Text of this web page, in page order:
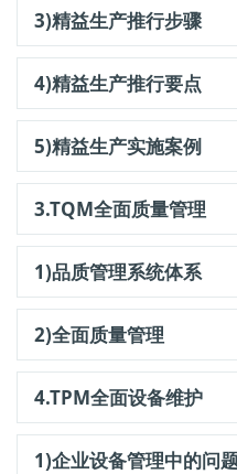
3)精益生产推行步骤
4)精益生产推行要点
5)精益生产实施案例
3.TQM全面质量管理
1)品质管理系统体系
2)全面质量管理
4.TPM全面设备维护
1)企业设备管理中的问